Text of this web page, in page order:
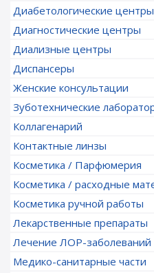
Диабетологические центры
Диагностические центры
Диализные центры
Диспансеры
Женские консультации
Зуботехнические
Коллагенарий
Контактные линзы
Косметика / Парфюмерия
Косметика / расходные
Косметика ручной работы
Лекарственные препараты
Лечение ЛОР-заболеваний
Медико-санитарные части